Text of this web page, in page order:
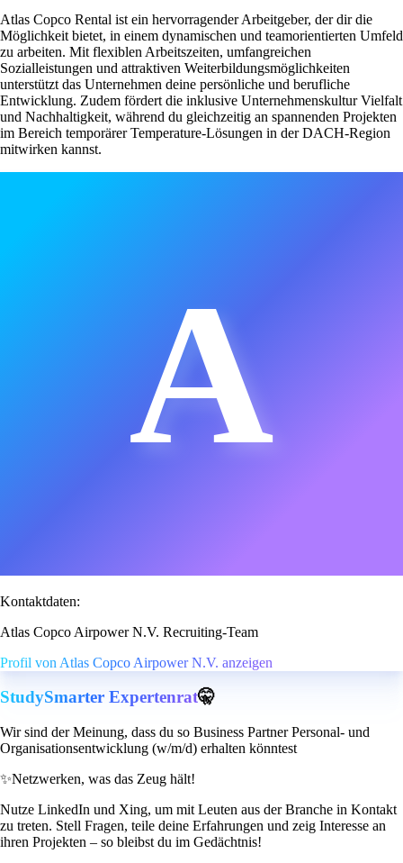
Atlas Copco Rental ist ein hervorragender Arbeitgeber, der dir die
Möglichkeit bietet, in einem dynamischen und teamorientierten Umfeld
zu arbeiten. Mit flexiblen Arbeitszeiten, umfangreichen
Sozialleistungen und attraktiven Weiterbildungsmöglichkeiten
unterstützt das Unternehmen deine persönliche und berufliche
Entwicklung. Zudem fördert die inklusive Unternehmenskultur Vielfalt
und Nachhaltigkeit, während du gleichzeitig an spannenden Projekten
im Bereich temporärer Temperature-Lösungen in der DACH-Region
mitwirken kannst.
A
Kontaktdaten:
Atlas Copco Airpower N.V. Recruiting-Team
Profil von Atlas Copco Airpower N.V. anzeigen
StudySmarter Expertenrat🤫
Wir sind der Meinung, dass du so Business Partner Personal- und
Organisationsentwicklung (w/m/d) erhalten könntest
✨Netzwerken, was das Zeug hält!
Nutze LinkedIn und Xing, um mit Leuten aus der Branche in Kontakt
zu treten. Stell Fragen, teile deine Erfahrungen und zeig Interesse an
ihren Projekten – so bleibst du im Gedächtnis!